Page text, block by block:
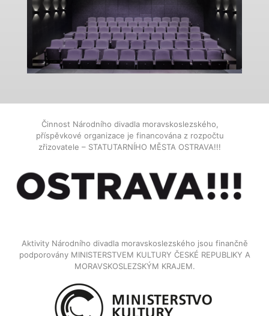
Činnost Národního divadla moravskoslezského,
příspěvkové organizace je financována z rozpočtu
zřizovatele – STATUTARNÍHO MĚSTA OSTRAVA!!!
Aktivity Národního divadla moravskoslezského jsou finančně
podporovány MINISTERSTVEM KULTURY ČESKÉ REPUBLIKY A
MORAVSKOSLEZSKÝM KRAJEM.